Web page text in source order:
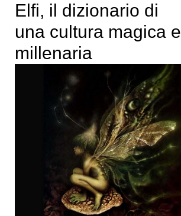
Elfi, il dizionario di
una cultura magica e
millenaria